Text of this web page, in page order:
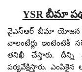
YSR బీమా
వైఎస్ఆర్ బీమా యోజన
వాలంటీర్లు ఇంటింటికీ
తనిఖీ చేస్తారు.
పర్యవేక్షిస్తారు.